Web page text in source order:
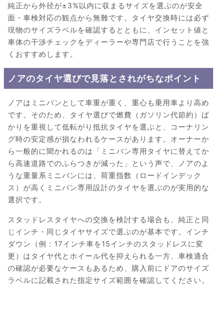
純正から外径が±3%以内に収まるサイズを選ぶのが安全
面・車検対応の観点から無難です。タイヤ交換時には必ず
現物のサイズラベルを確認するとともに、インセット値と
車体の干渉チェックをディーラーや専門店で行うことを強
くおすすめします。
ノアのタイヤ選びで見落とされがちなポイント
ノアはミニバンとして車重が重く、重心も乗用車より高め
です。そのため、タイヤ選びで燃費（ガソリン代節約）ば
かりを重視して低転がり抵抗タイヤを選ぶと、コーナリン
グ時の安定感が損なわれるケースがあります。オーナーか
ら一般的に聞かれるのは「ミニバン専用タイヤに替えてか
ら高速道路でのふらつきが減った」という声で、ノアのよ
うな重量系ミニバンには、荷重指数（ロードインデック
ス）が高くミニバン専用設計のタイヤを選ぶのが実用的な
選択です。
スタッドレスタイヤへの交換を検討する場合も、純正と同
じインチ・同じタイヤサイズで選ぶのが基本です。インチ
ダウン（例：17インチ車を15インチのスタッドレスに変
更）はタイヤ代とホイール代を抑えられる一方、車検適合
の確認が必要なケースもあるため、購入前にドアのサイズ
ラベルに記載された指定サイズ範囲を確認してください。